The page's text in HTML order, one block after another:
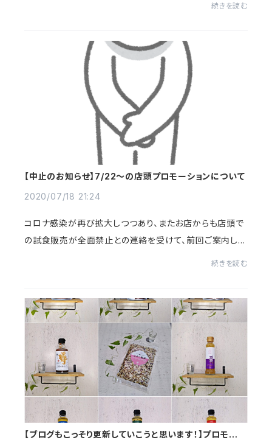
続きを読む
【中止のお知らせ】7/22〜の店頭プロモーションについて
2020/07/18 21:24
コロナ感染が再び拡大しつつあり、またお店からも店頭で
の試食販売が全面禁止との連絡を受けて、前回ご案内しま
続きを読む
【ブログもこっそり更新していこうと思います！】プロモーシ